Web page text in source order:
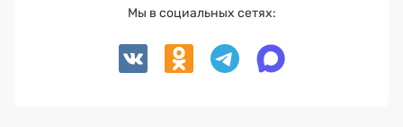
Мы в социальных сетях: